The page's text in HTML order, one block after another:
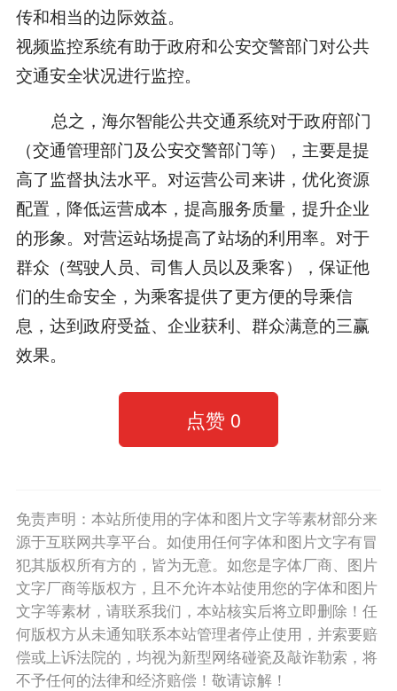
传和相当的边际效益。
视频监控系统有助于政府和公安交警部门对公共
交通安全状况进行监控。
总之，海尔智能公共交通系统对于政府部门
（交通管理部门及公安交警部门等），主要是提
高了监督执法水平。对运营公司来讲，优化资源
配置，降低运营成本，提高服务质量，提升企业
的形象。对营运站场提高了站场的利用率。对于
群众（驾驶人员、司售人员以及乘客），保证他
们的生命安全，为乘客提供了更方便的导乘信
息，达到政府受益、企业获利、群众满意的三赢
效果。
点赞 0
免责声明：本站所使用的字体和图片文字等素材部分来
源于互联网共享平台。如使用任何字体和图片文字有冒
犯其版权所有方的，皆为无意。如您是字体厂商、图片
文字厂商等版权方，且不允许本站使用您的字体和图片
文字等素材，请联系我们，本站核实后将立即删除！任
何版权方从未通知联系本站管理者停止使用，并索要赔
偿或上诉法院的，均视为新型网络碰瓷及敲诈勒索，将
不予任何的法律和经济赔偿！敬请谅解！